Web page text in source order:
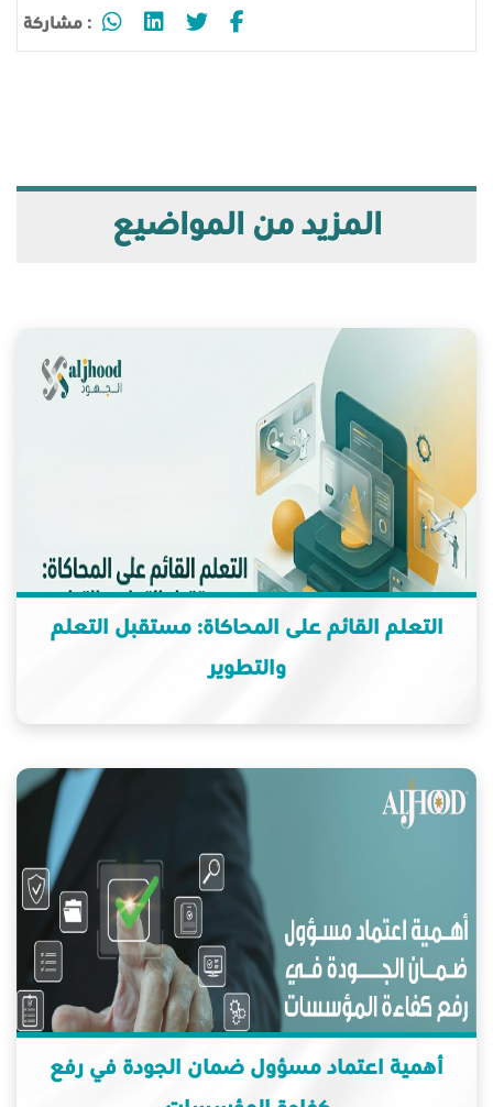
: مشاركة
المزيد من المواضيع
التعلم القائم على المحاكاة: مستقبل التعلم
والتطوير
أهمية اعتماد مسؤول ضمان الجودة في رفع